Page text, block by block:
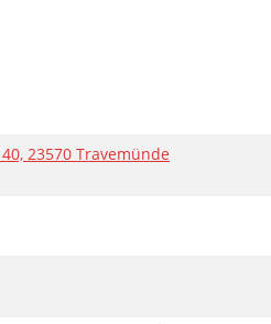
23570 Travemünde